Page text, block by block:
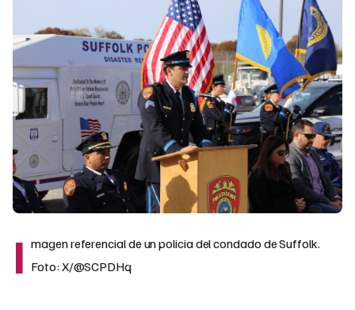
I magen referencial de un policia del condado de Suffolk.
Foto: X/@SCPDHq